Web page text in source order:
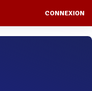
CONNEXION